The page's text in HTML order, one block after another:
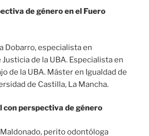
de género en el Fuero
Dobarro, especialista en
de la UBA. Especialista en
de la UBA. Máster en Igualdad de
de Castilla, La Mancha.
con perspectiva de género
perito odontóloga